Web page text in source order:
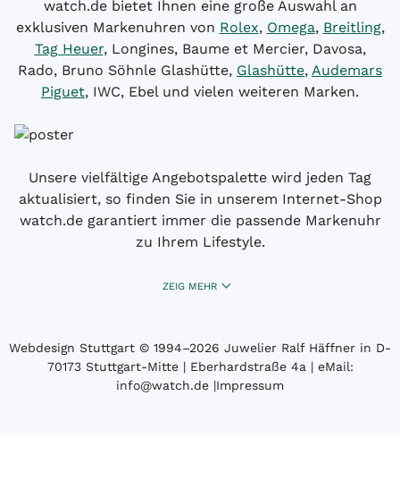
watch.de bietet Ihnen eine große Auswahl an
exklusiven Markenuhren von Rolex, Omega, Breitling,
Tag Heuer, Longines, Baume et Mercier, Davosa,
Rado, Bruno Söhnle Glashütte, Glashütte, Audemars
Piguet, IWC, Ebel und vielen weiteren Marken.
Unsere vielfältige Angebotspalette wird jeden Tag
aktualisiert, so finden Sie in unserem Internet-Shop
watch.de garantiert immer die passende Markenuhr
zu Ihrem Lifestyle.
ZEIG MEHR
Webdesign Stuttgart © 1994­–2026 Juwelier Ralf Häffner in D-
70173 Stuttgart-Mitte | Eberhardstraße 4a | eMail:
info@watch.de |Impressum